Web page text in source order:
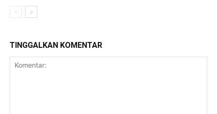
TINGGALKAN KOMENTAR